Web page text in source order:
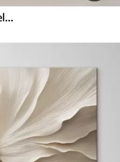
Schilderijen Abstract landschap met gele accenten, een minimalistische compositie van land, water en lucht, met gedempte kleuren